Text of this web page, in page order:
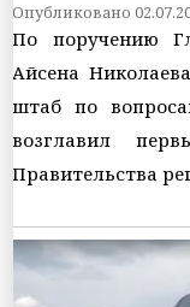
Опубликовано
По поручению
Айсена
штаб по
возглавил
Правительства